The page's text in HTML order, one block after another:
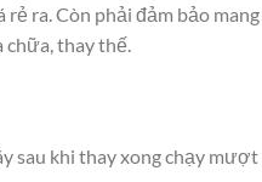
ra. Còn phải đảm bảo
chữa, thay thế.
khi thay xong chạy mượt